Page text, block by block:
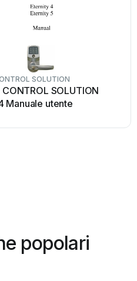
SOLUTION
CONTROL SOLUTION
Manuale utente
popolari